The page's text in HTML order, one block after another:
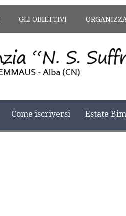
GLI OBIETTIVI
Come iscriversi Estate